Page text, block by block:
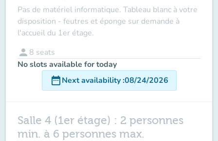
Pas de matériel informatique. Tableau blanc à votre
disposition - feutres et éponge sur demande à
l'accueil du 1er étage.
person 8 seats
No slots available for today
date_rangeNext availability:08/24/2026
Salle 4 (1er étage) : 2 personnes
min. à 6 personnes max.